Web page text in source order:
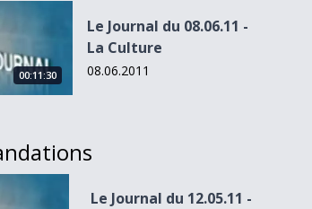
- La Culture
00:11:30
Le Journal du 08.06.11 -
La Culture
08.06.2011
- L&#039;Actu et moi
Le Journal du 12.05.11 -